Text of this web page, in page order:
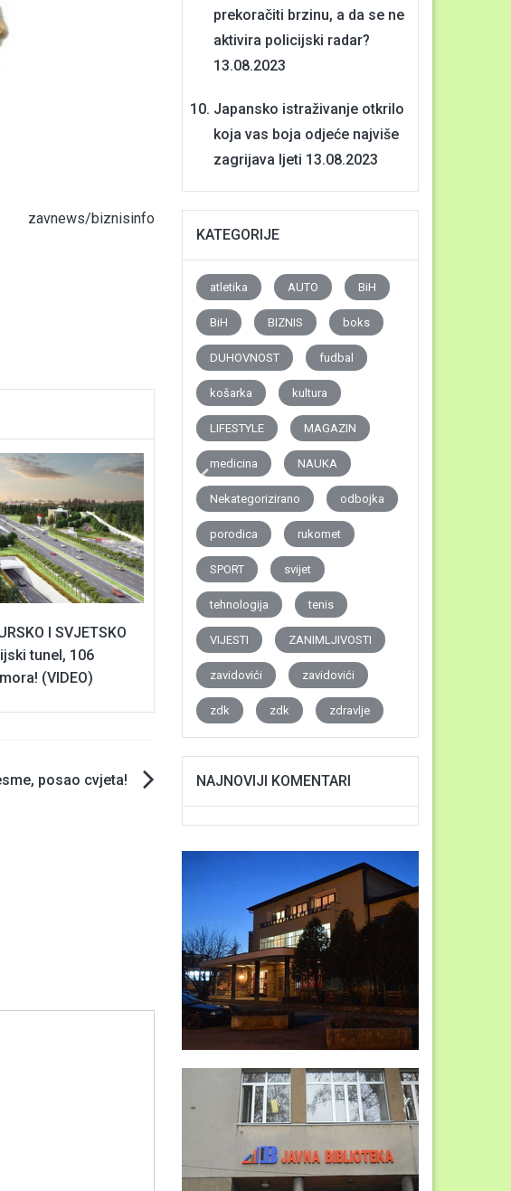
zavnews/biznisinfo
I SVJETSKO
tunel, 106
(VIDEO)
posao cvjeta!
prekoračiti brzinu, a da se ne
aktivira policijski radar?
13.08.2023
Japansko istraživanje otkrilo
koja vas boja odjeće najviše
zagrijava ljeti 13.08.2023
KATEGORIJE
atletika AUTO BiH
BiH BIZNIS boks
DUHOVNOST fudbal
košarka kultura
LIFESTYLE MAGAZIN
medicina NAUKA
Nekategorizirano odbojka
porodica rukomet
SPORT svijet
tehnologija tenis
VIJESTI ZANIMLJIVOSTI
zavidovići zavidovići
zdk zdk zdravlje
NAJNOVIJI KOMENTARI